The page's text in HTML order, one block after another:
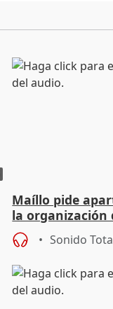
Maíllo pide
la organización
Sonido